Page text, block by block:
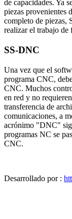
de capacidades. Ya
piezas provenientes
completo de piezas,
realizar el trabajo de
SS-DNC
Una vez que el
programa CNC,
CNC. Muchos
en red y no
transferencia de
comunicaciones, a
acrónimo "DNC"
programas NC se
CNC.
Desarrollado por :